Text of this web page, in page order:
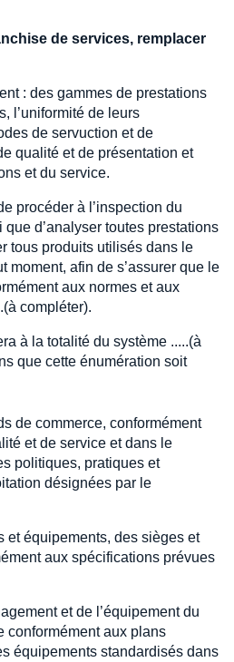
de services, remplacer
: des gammes de prestations
l’uniformité de leurs
de servuction et de
qualité et de présentation et
et du service.
procéder à l’inspection du
d’analyser toutes prestations
tous produits utilisés dans le
moment, afin de s’assurer que le
aux normes et aux
compléter).
à la totalité du système .....(à
que cette énumération soit
de commerce, conformément
et de service et dans le
politiques, pratiques et
désignées par le
et équipements, des sièges et
aux spécifications prévues
et de l’équipement du
conformément aux plans
équipements standardisés dans